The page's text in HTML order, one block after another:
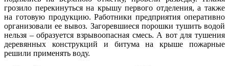
грозило перекинуться на крышу первого отделения, а также
на готовую продукцию. Работники предприятия оперативно
организовали ее вывоз. Загоревшиеся порошки тушить водой
нельзя – образуется взрывоопасная смесь. А вот для тушения
деревянных конструкций и битума на крыше пожарные
решили применять воду.